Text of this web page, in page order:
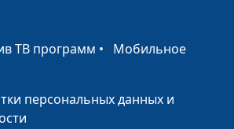
Роман Маринин,
Роман Маринин,
ТВ программ • Мобильное
персональных данных и